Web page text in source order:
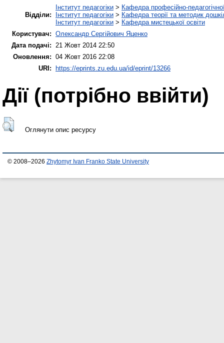
Відділи:
Інститут педагогіки > Кафедра професійно-
Інститут педагогіки > Кафедра теорії та методик
Інститут педагогіки > Кафедра мистецької освіти
Користувач: Олександр Сергійович Яценко
Дата подачі:
21 Жовт 2014 22:50
Оновлення: 04 Жовт 2016 22:08
URI: https://eprints.zu.edu.ua/id/eprint/13266
Дії ​​(потрібно ввійти)
Оглянути опис ресурсу
© 2008–2026 Zhytomyr Ivan Franko State University